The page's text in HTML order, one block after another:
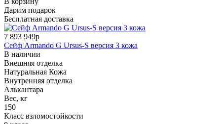
Дарим подарок
Бесплатная доставка
7 893 949р
Сейф Armando G Ursus-S версия 3 кожа
В наличии
Внешняя отделка
Натуральная Кожа
Внутренняя отделка
Алькантара
Вес, кг
150
Класс взломостойкости